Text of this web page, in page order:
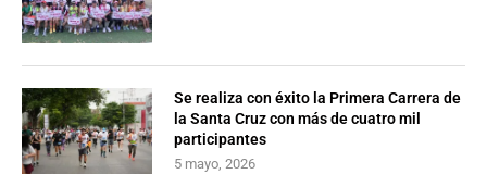
Se realiza con éxito la Primera Carrera de
la Santa Cruz con más de cuatro mil
participantes
5 mayo, 2026